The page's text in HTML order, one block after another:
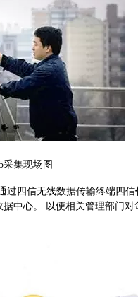
集现场图
过四信无线数据传输终端四信
中心。 以便相关管理部门